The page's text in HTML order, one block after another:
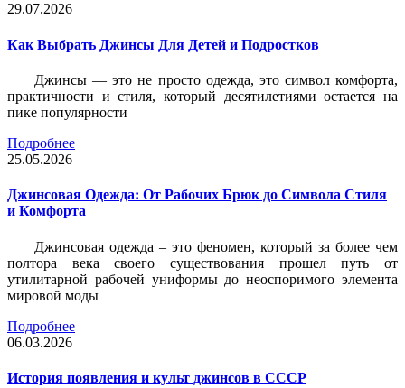
29.07.2026
Как Выбрать Джинсы Для Детей и Подростков
Джинсы — это не просто одежда, это символ комфорта,
практичности и стиля, который десятилетиями остается на
пике популярности
Подробнее
25.05.2026
Джинсовая Одежда: От Рабочих Брюк до Символа Стиля
и Комфорта
Джинсовая одежда – это феномен, который за более чем
полтора века своего существования прошел путь от
утилитарной рабочей униформы до неоспоримого элемента
мировой моды
Подробнее
06.03.2026
История появления и культ джинсов в СССР